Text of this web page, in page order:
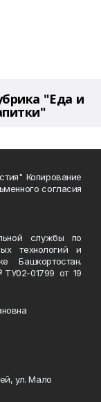
"Еда и
Копирование
согласия
службы по
технологий и
Башкортостан.
01799 от 19
ул. Мало